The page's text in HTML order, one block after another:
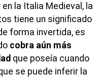
la Italia Medieval, la
tiene un significado
forma invertida, es
cobra aún más
que poseía cuando
se puede inferir la